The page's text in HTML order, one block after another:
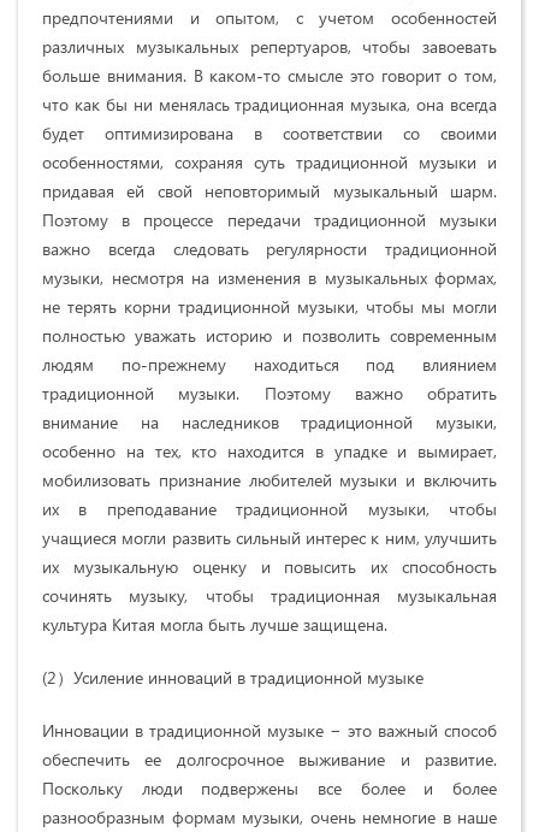
предпочтениями и опытом, с учетом особенностей
различных музыкальных репертуаров, чтобы завоевать
больше внимания. В каком-то смысле это говорит о том,
что как бы ни менялась традиционная музыка, она всегда
будет оптимизирована в соответствии со своими
особенностями, сохраняя суть традиционной музыки и
придавая ей свой неповторимый музыкальный шарм.
Поэтому в процессе передачи традиционной музыки
важно всегда следовать регулярности традиционной
музыки, несмотря на изменения в музыкальных формах,
не терять корни традиционной музыки, чтобы мы могли
полностью уважать историю и позволить современным
людям по-прежнему находиться под влиянием
традиционной музыки. Поэтому важно обратить
внимание на наследников традиционной музыки,
особенно на тех, кто находится в упадке и вымирает,
мобилизовать признание любителей музыки и включить
их в преподавание традиционной музыки, чтобы
учащиеся могли развить сильный интерес к ним, улучшить
их музыкальную оценку и повысить их способность
сочинять музыку, чтобы традиционная музыкальная
культура Китая могла быть лучше защищена.
(2）Усиление инноваций в традиционной музыке
Инновации в традиционной музыке − это важный способ
обеспечить ее долгосрочное выживание и развитие.
Поскольку люди подвержены все более и более
разнообразным формам музыки, очень немногие в наше